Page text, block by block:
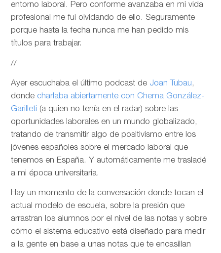
entorno laboral. Pero conforme avanzaba en mi vida
profesional me fui olvidando de ello. Seguramente
porque hasta la fecha nunca me han pedido mis
títulos para trabajar.
//
Ayer escuchaba el último podcast de Joan Tubau,
donde charlaba abiertamente con Chema González-
Garilleti (a quien no tenía en el radar) sobre las
oportunidades laborales en un mundo globalizado,
tratando de transmitir algo de positivismo entre los
jóvenes españoles sobre el mercado laboral que
tenemos en España. Y automáticamente me trasladé
a mi época universitaria.
Hay un momento de la conversación donde tocan el
actual modelo de escuela, sobre la presión que
arrastran los alumnos por el nivel de las notas y sobre
cómo el sistema educativo está diseñado para medir
a la gente en base a unas notas que te encasillan